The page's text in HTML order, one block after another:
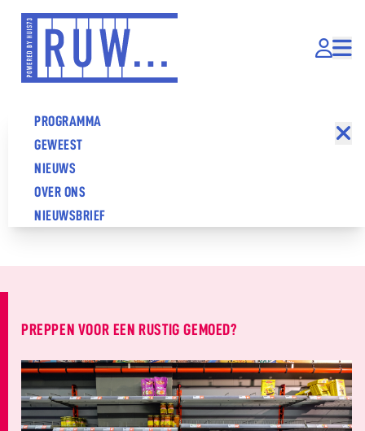
Overslaan
naar
HOOFDNAVIGATIE
(RUW)
PROGRAMMA
GEWEEST
NIEUWS
OVER ONS
NIEUWSBRIEF
PREPPEN VOOR EEN RUSTIG GEMOED?